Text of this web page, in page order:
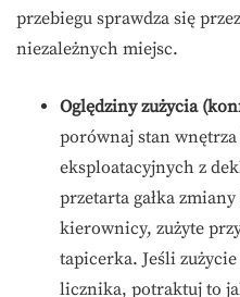
przebiegu sprawdza się
niezależnych miejsc.
Oględziny zużycia
porównaj stan
eksploatacyjnych z
przetarta gałka
kierownicy, zużyte
tapicerka. Jeśli
licznika, potraktuj to